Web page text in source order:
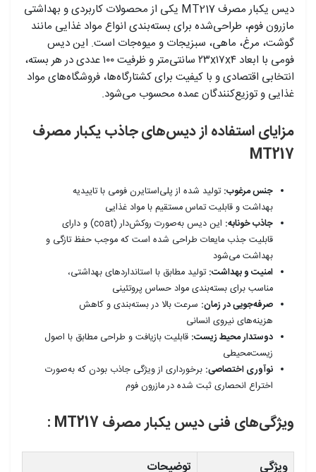
دیس یکبار مصرف MT217 یکی از محصولات کاربردی و بهداشتی
مازرون فوم، طراحی‌شده برای بسته‌بندی انواع مواد غذایی مانند
گوشت، مرغ، ماهی، سبزیجات و میوه‌جات است. این دیس
فومی با ابعاد ۲۳x۱۷x۴ سانتی‌متر و ظرفیت ۱۰۰ عددی در هر بسته،
انتخابی اقتصادی و با کیفیت برای کشتارگاه‌ها، فروشگاه‌های مواد
غذایی و توزیع‌کنندگان عمده محسوب می‌شود.
مزایای استفاده از دیس‌های جاذب یکبار مصرف
MT217
جنس مرغوب:تولید شده از پلی‌استایرن فومی با تاییدیه
بهداشت و قابلیت تماس مستقیم با مواد غذایی
جاذب خونابه:
این دیس به‌صورت روکش‌دار (coat) و دارای
قابلیت جذب مایعات طراحی شده است که موجب حفظ تازگی و
بهداشت می‌شود
امنیت و بهداشت:تولید مطابق با استانداردهای بهداشتی،
مناسب برای بسته‌بندی مواد حساس پروتئینی
صرفه‌جویی در زمان: سرعت بالا در بسته‌بندی و کاهش
هزینه‌های نیروی انسانی
دوستدار محیط زیست: قابلیت بازیافت و طراحی مطابق با اصول
زیست‌محیطی
نوآوری اختصاصی: برخورداری از ویژگی جاذب بودن که به‌صورت
اختراع انحصاری ثبت شده در مازرون فوم
ویژگی‌های فنی دیس یکبار مصرف MT217 :
ویژگی
توضیحات